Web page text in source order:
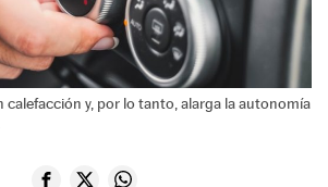
calefacción y, por lo tanto, alarga la autonomía